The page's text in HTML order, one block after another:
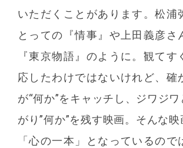
いただくことがあります。松浦
とっての『情事』や上田義彦さ
『東京物語』のように。観てす
応したわけではないけれど、確
が“何か”をキャッチし、ジワジ
がり”何か”を残す映画。そんな
「心の一本」となっているので